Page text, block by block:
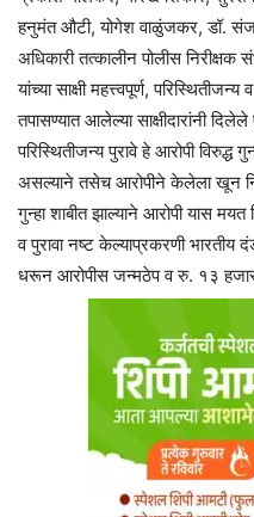
हनुमंत औटी, योगेश वाळुंजकर, डॉ.
अधिकारी तत्कालीन पोलीस
यांच्या साक्षी महत्त्वपूर्ण,
तपासण्यात आलेल्या साक्षीदारांनी
परिस्थितीजन्य पुरावे हे आरोपी विरुद्ध
असल्याने तसेच आरोपीने केलेला खून
गुन्हा शाबीत झाल्याने आरोपी यास मयत
व पुरावा नष्ट केल्याप्रकरणी
धरून आरोपीस जन्मठेप व रु. १३ हजार